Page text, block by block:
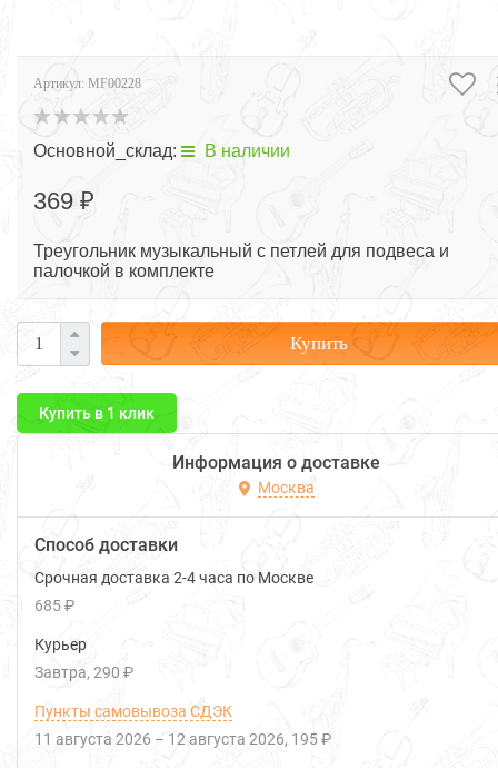
Артикул: MF00228
Основной_склад: В наличии
369 ₽
Треугольник музыкальный с петлей для подвеса и
палочкой в комплекте
Купить
Купить в 1 клик
Информация о доставке
Москва
Способ доставки
Срочная доставка 2-4 часа по Москве
685 ₽
Курьер
Завтра 290 ₽
Пункты самовывоза СДЭК
11 августа 2026 – 12 августа 2026 195 ₽